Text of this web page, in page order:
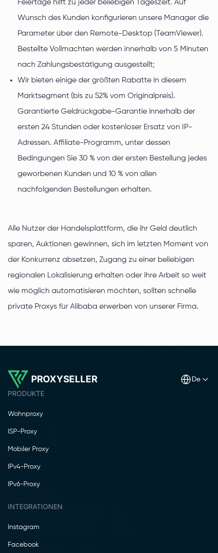
Feiertage hilft zu jeder beliebigen Tageszeit. Auf
Wunsch des Kunden konfigurieren unsere Manager die
Parameter über den Remote-Desktop (TeamViewer).
Bestellte Vollmachten werden innerhalb von 5 Minuten
nach Zahlungsbestätigung ausgestellt;
Wir bieten einige der größten Rabatte in diesem
Marktsegment (bis zu 52% vom Originalpreis).
Garantierte Geldrückgabe-Garantie innerhalb der
ersten 24 Stunden oder kostenloser Ersatz von IP-
Adressen. Affiliate-Programm, unter dessen
Bedingungen Sie 30 % von der ersten Bestellung jedes
geworbenen Kunden und 10 % von allen
nachfolgenden Bestellungen erhalten.
Alle Nutzer der Handelsplattform, die ihr Geld deutlich
sparen, Auktionen gewinnen, sich im letzten Moment von
der Konkurrenz absetzen, Zugang zu einer beliebigen
regionalen Lokalisierung erhalten oder ihre Arbeit so weit
wie möglich automatisieren möchten, sollten schnelle
private Proxys für Alibaba erwerben von unserer Firma.
PROXYSELLER de
PRODUKTE
Wohnproxy
ISP-Proxy
Mobiler Proxy
IPv4-Proxy
IPv6-Proxy
INTEGRATIONEN
Instagram
Facebook